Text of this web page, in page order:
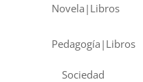
Novela|Libros
Pedagogía|Libros
Sociedad